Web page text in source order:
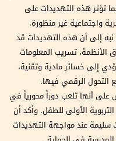
تؤثر هذه التهديدات على
واجتماعية غير منظورة.
إلى أن هذه التهديدات قد
الأنظمة، تسريب المعلومات
إلى خسائر مادية وتقنية،
التحول الرقمي فيها.
على أنها تلعب دوراً محورياً في
التربوية الأولى للطفل. وأكد أن
سليمة عند مواجهة التهديدات